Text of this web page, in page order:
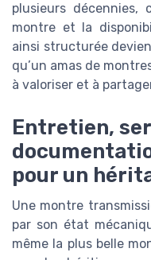
plusieurs décennies,
montre et la
ainsi structurée
qu’un amas de
à valoriser et à
Entretien,
pour un
Une montre
par son état
même la plus belle